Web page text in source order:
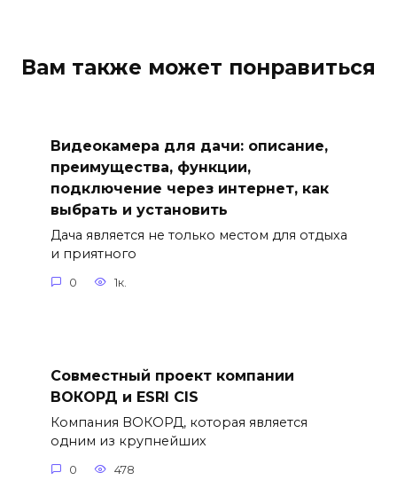
Вам также может понравиться
Видеокамера для дачи: описание,
преимущества, функции,
подключение через интернет, как
выбрать и установить
Дача является не только местом для отдыха
и приятного
0 1к.
Совместный проект компании
ВОКОРД и ESRI CIS
Компания ВОКОРД, которая является
одним из крупнейших
0 478